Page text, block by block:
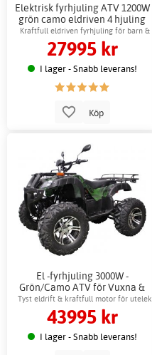
Elektrisk fyrhjuling ATV 1200W
grön camo eldriven 4 hjuling
barn
Kraftfull eldriven fyrhjuling för barn &
hobby
27995 kr
I lager - Snabb leverans!
Köp
El -fyrhjuling 3000W -
Grön/Camo ATV för Vuxna &
Barn
Tyst eldrift & kraftfull motor för utelek
43995 kr
I lager - Snabb leverans!